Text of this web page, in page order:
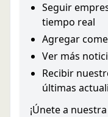
Seguir
tiempo real
Agregar
Ver más
Recibir
últimas
¡Únete a